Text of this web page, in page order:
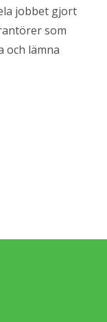
jobbet gjort
som
och lämna